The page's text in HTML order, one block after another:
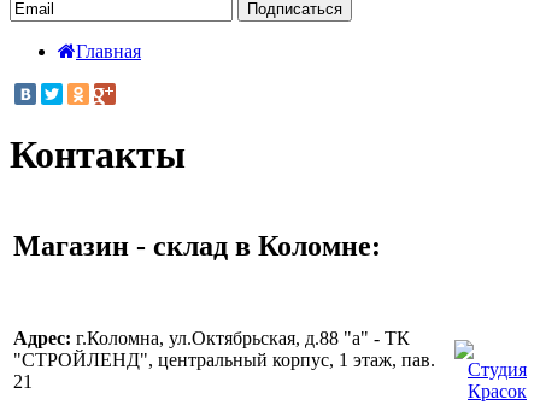
Подписаться
Главная
Контакты
Магазин - склад в Коломне:
Адрес: г.Коломна, ул.Октябрьская, д.88 "а" - ТК
"СТРОЙЛЕНД", центральный корпус, 1 этаж, пав.
21